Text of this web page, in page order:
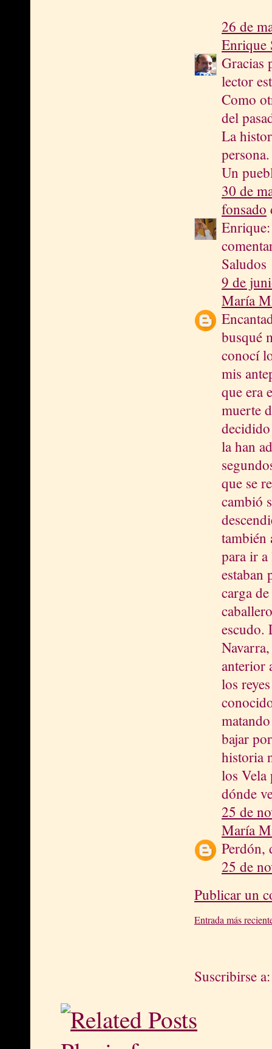
26 de
Enrique
Gracias
lector
Como
del
La
Un
30 de
fonsado
Saludos
9 de
María
busqué
conocí
mis
que era
muerte
la han
que se
cambió
también
para ir a
estaban
carga
escudo.
anterior
los
bajar
historia
los Vela
dónde
25 de
María
Perdón,
25 de
Publicar un
Entrada más
Suscribirse